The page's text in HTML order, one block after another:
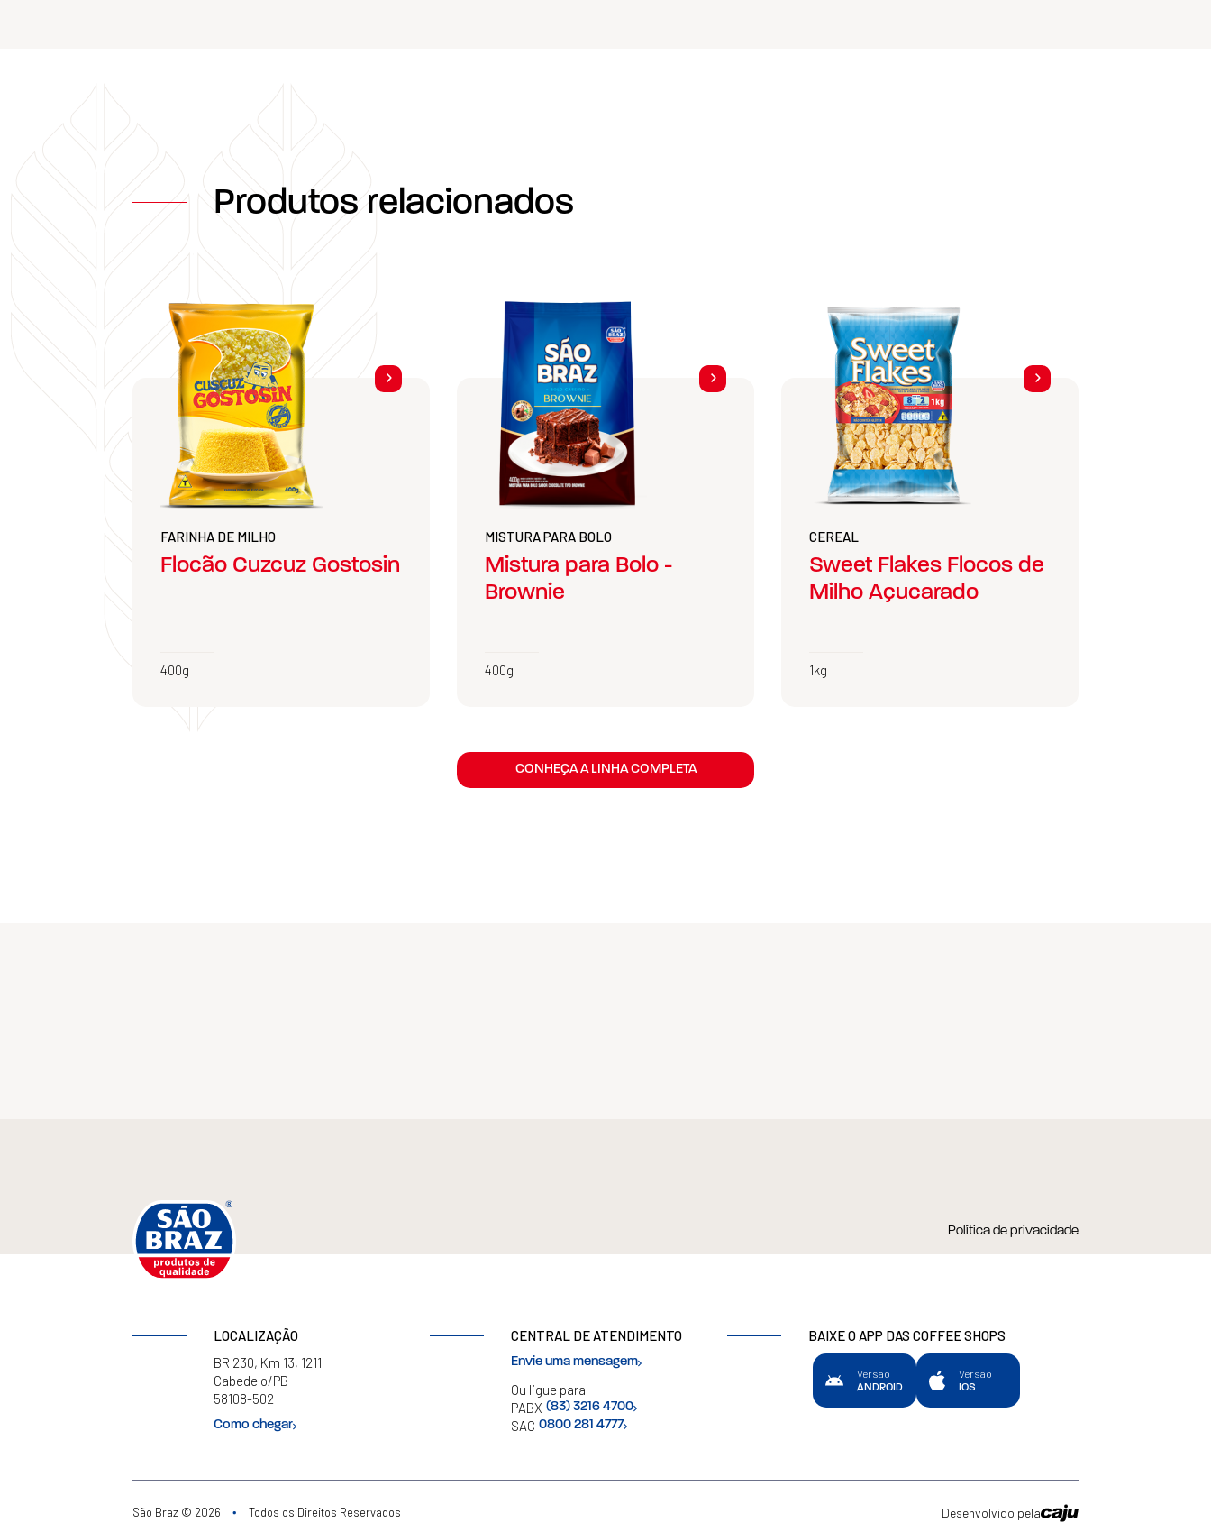
Produtos relacionados
FARINHA DE MILHO
Flocão Cuzcuz Gostosin
400g
MISTURA PARA BOLO
Mistura para Bolo -
Brownie
400g
CEREAL
Sweet Flakes Flocos de
Milho Açucarado
1kg
CONHEÇA A LINHA COMPLETA
Política de privacidade
LOCALIZAÇÃO
BR 230, Km 13, 1211
Cabedelo/PB
58108-502
Como chegar
CENTRAL DE ATENDIMENTO
Envie uma mensagem
Ou ligue para
PABX (83) 3216 4700
SAC 0800 281 4777
BAIXE O APP DAS COFFEE SHOPS
Versão
ANDROID
Versão
IOS
São Braz © 2026 • Todos os Direitos Reservados Desenvolvido pela